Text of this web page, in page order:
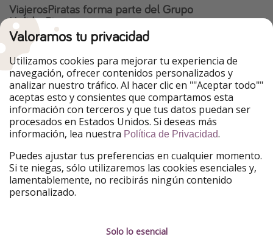
ViajerosPiratas forma parte del Grupo
HolidayPirates
Nuestros mercados
PiratinViaggio
HolidayPirates
VakantiePiraten
WakacyjniPiraci
VoyagesPirates
Ferienpiraten
Urlaubspiraten
Urlaubspiraten
TravelPirates
Nuestro grupo
HolidayPirates Group
Conócenos mejor
Sobre ViajerosPiratas
Información legal
Valoramos tu privacidad
Utilizamos cookies para mejorar tu experiencia de
navegación, ofrecer contenidos personalizados y
analizar nuestro tráfico. Al hacer clic en ""Aceptar todo""
aceptas esto y consientes que compartamos esta
información con terceros y que tus datos puedan ser
procesados en Estados Unidos. Si deseas más
información, lea nuestra Política de Privacidad.
Puedes ajustar tus preferencias en cualquier momento.
Si te niegas, sólo utilizaremos las cookies esenciales y,
lamentablemente, no recibirás ningún contenido
personalizado.
Solo lo esencial